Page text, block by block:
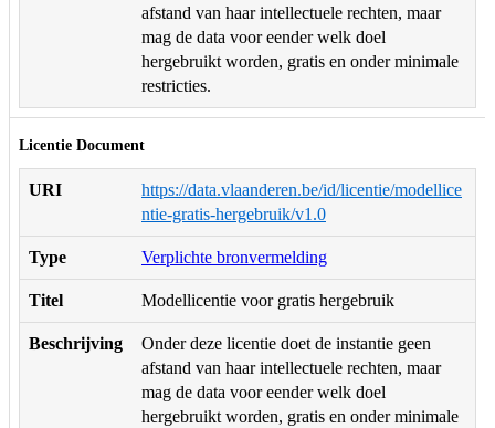
afstand van haar intellectuele rechten, maar
mag de data voor eender welk doel
hergebruikt worden, gratis en onder minimale
restricties.
Licentie Document
URI
https://data.vlaanderen.be/id/licentie/modellice
ntie-gratis-hergebruik/v1.0
Type Verplichte bronvermelding
Titel Modellicentie voor gratis hergebruik
Beschrijving
Onder deze licentie doet de instantie geen
afstand van haar intellectuele rechten, maar
mag de data voor eender welk doel
hergebruikt worden, gratis en onder minimale